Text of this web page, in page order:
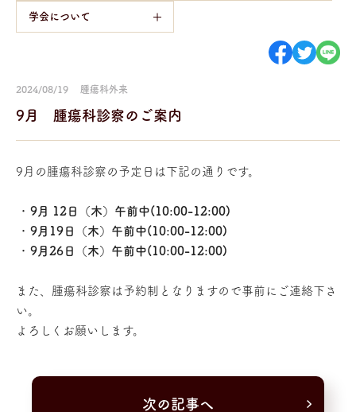
学会について
2024/08/19 腫瘍科外来
9月 腫瘍科診察のご案内
9月の腫瘍科診察の予定日は下記の通りです。
9月 12 日（木）午前中(10:00-12:00)
9月19日（木）午前中(10:00-12:00)
9月26日（木）午前中(10:00-12:00)
また、腫瘍科診察は予約制となりますので事前にご連絡下さ
い。
よろしくお願いします。
次の記事へ